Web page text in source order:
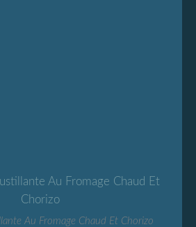
Au Fromage Chaud Et Chorizo